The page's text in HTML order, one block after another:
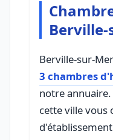
Berville-sur-
3 chambres
notre
cette ville vous